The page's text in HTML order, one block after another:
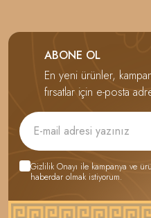
ABONE OL
En yeni ürünler,
fırsatlar için e-posta
Gizlilik Onayı ile kampanya ve
haberdar olmak istiyorum.